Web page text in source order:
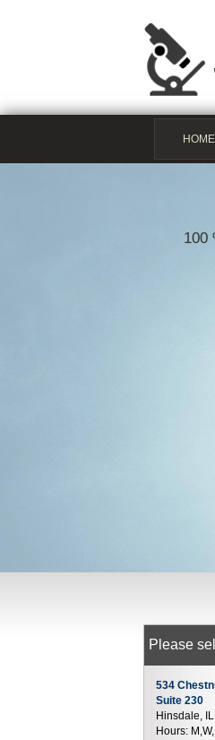
HOME
100
Please
534
Suite 230
Hinsdale,
Hours: